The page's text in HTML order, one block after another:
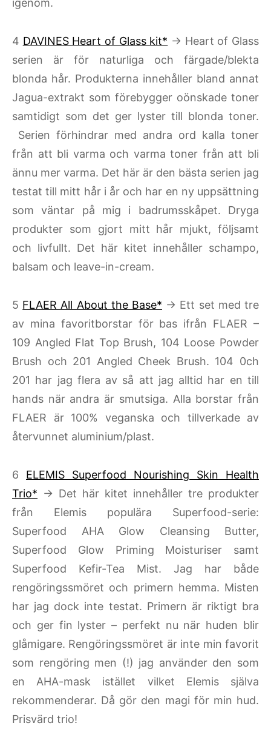
igenom.
4 DAVINES Heart of Glass kit* → Heart of Glass
serien är för naturliga och färgade/blekta
blonda hår. Produkterna innehåller bland annat
Jagua-extrakt som förebygger oönskade toner
samtidigt som det ger lyster till blonda toner.
Serien förhindrar med andra ord kalla toner
från att bli varma och varma toner från att bli
ännu mer varma. Det här är den bästa serien jag
testat till mitt hår i år och har en ny uppsättning
som väntar på mig i badrumsskåpet. Dryga
produkter som gjort mitt hår mjukt, följsamt
och livfullt. Det här kitet innehåller schampo,
balsam och leave-in-cream.
5 FLAER All About the Base* → Ett set med tre
av mina favoritborstar för bas ifrån FLAER –
109 Angled Flat Top Brush, 104 Loose Powder
Brush och 201 Angled Cheek Brush. 104 0ch
201 har jag flera av så att jag alltid har en till
hands när andra är smutsiga. Alla borstar från
FLAER är 100% veganska och tillverkade av
återvunnet aluminium/plast.
6 ELEMIS Superfood Nourishing Skin Health
Trio* → Det här kitet innehåller tre produkter
från Elemis populära Superfood-serie:
Superfood AHA Glow Cleansing Butter,
Superfood Glow Priming Moisturiser samt
Superfood Kefir-Tea Mist. Jag har både
rengöringssmöret och primern hemma. Misten
har jag dock inte testat. Primern är riktigt bra
och ger fin lyster – perfekt nu när huden blir
glåmigare. Rengöringssmöret är inte min favorit
som rengöring men (!) jag använder den som
en AHA-mask istället vilket Elemis själva
rekommenderar. Då gör den magi för min hud.
Prisvärd trio!